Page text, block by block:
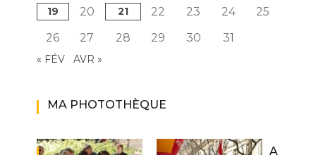
19 20 21 22 23 24
25
26
27 28 29 30 31
« FÉV AVR »
MA PHOTOTHÈQUE
A